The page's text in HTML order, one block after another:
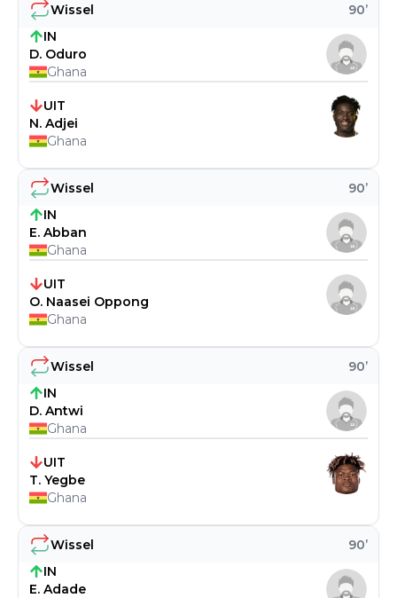
Wissel 90’
IN
E. Adade
Wissel 90’
IN
D. Antwi
Ghana
UIT
T. Yegbe
Ghana
Wissel 90’
IN
E. Abban
Ghana
UIT
O. Naasei Oppong
Ghana
Wissel 90’
IN
D. Oduro
Ghana
UIT
N. Adjei
Ghana